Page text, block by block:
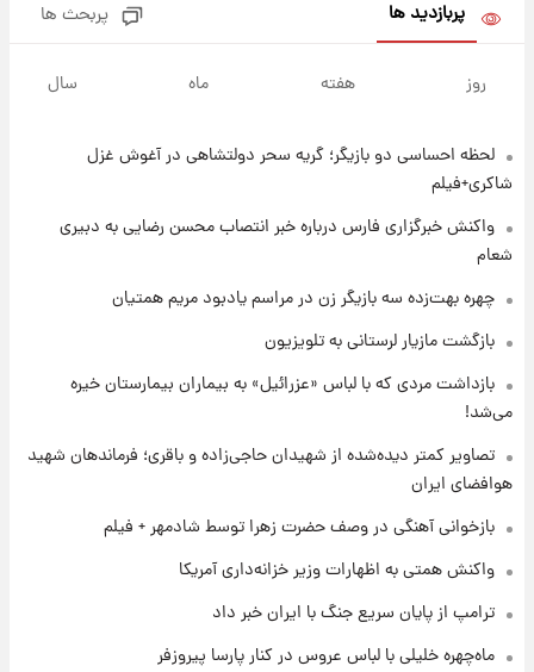
شنبه ۱۷ مرداد ۱۴۰۵
۱۷ ساعت پیش
تصاویر کمتر دیده‌شده از شهیدان حاجی‌زاده و
باقری؛ فرماندهان شهید هوافضای ایران
۱ روز پیش
قیمت‌ها تغییر کرد
۱ روز پیش
+جدول
پربازدید ها پربحث ها
روز هفته ماه سال
لحظه احساسی دو بازیگر؛ گریه سحر دولتشاهی در آغوش غزل
شاکری+فیلم
واکنش خبرگزاری فارس درباره خبر انتصاب محسن رضایی به دبیری
شعام
چهره بهت‌زده سه بازیگر زن در مراسم یادبود مریم همتیان
بازگشت مازیار لرستانی به تلویزیون
بازداشت مردی که با لباس «عزرائیل» به بیماران بیمارستان خیره
می‌شد!
تصاویر کمتر دیده‌شده از شهیدان حاجی‌زاده و باقری؛ فرماندهان شهید
هوافضای ایران
بازخوانی آهنگی در وصف حضرت زهرا توسط شادمهر + فیلم
واکنش همتی به اظهارات وزیر خزانه‌داری آمریکا
ترامپ از پایان سریع جنگ با ایران خبر داد
ماه‌چهره خلیلی با لباس عروس در کنار پارسا پیروزفر